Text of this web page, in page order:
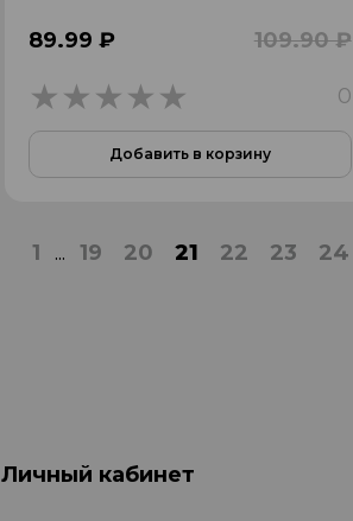
89.99 ₽ 109.90 ₽
0
Добавить в корзину
1 ... 19 20 21 22 23 24
Личный кабинет